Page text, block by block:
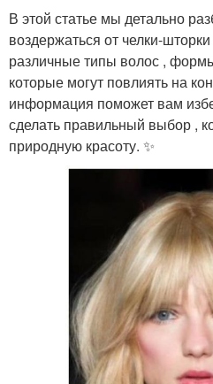
В этой статье мы детально
воздержаться от челки-
различные типы волос ,
которые могут повлиять на
информация поможет вам
сделать правильный выбор ,
природную красоту. ✨